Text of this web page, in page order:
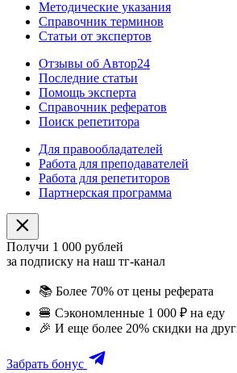
Методические указания
Справочник терминов
Статьи от экспертов
Отзывы об Автор24
Последние статьи
Помощь эксперта
Справочник рефератов
Поиск репетитора
Для правообладателей
Работа для преподавателей
Работа для репетиторов
Партнерская программа
Получи 1 000 рублей
за подписку на наш тг-канал
📚 Более 70% от цены реферата
🍔 Сэкономленные 1 000 ₽ на еду
🎉 И еще более 20% скидки на
Забрать бонус